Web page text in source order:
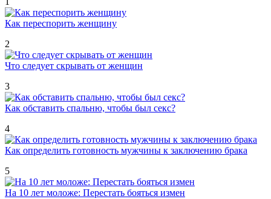
Как переспорить женщину
2
Что следует скрывать от женщин
3
Как обставить спальню, чтобы был секс?
4
Как определить готовность мужчины к заключению брака
5
На 10 лет моложе: Перестать бояться измен